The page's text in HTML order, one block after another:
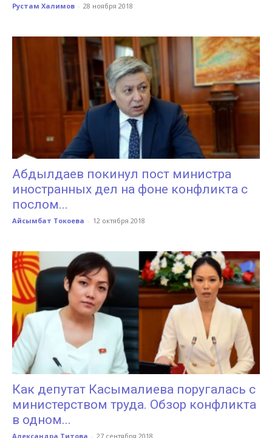
Рустам Халимов - 28 ноября 2018
Абдылдаев покинул пост министра
иностранных дел на фоне конфликта с
послом...
Айсымбат Токоева - 12 октября 2018
Как депутат Касымалиева поругалась с
министерством труда. Обзор конфликта
в одном...
Александра Титова - 27 сентября 2018